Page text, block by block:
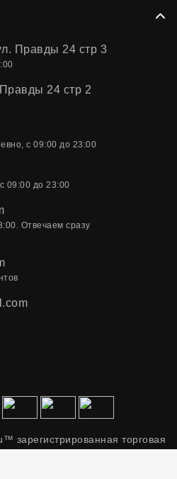
Правды 24 стр 3
24 стр 2
с 09:00 до 23:00
09:00 до 23:00
Отвечаем сразу
зарегистрированная торговая